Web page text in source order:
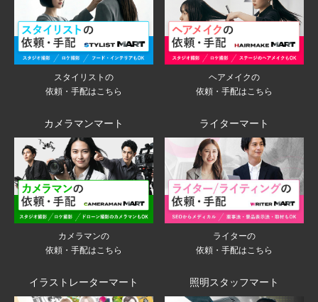
スタイリストの
依頼・手配はこちら
ヘアメイクの
依頼・手配はこちら
カメラマンマート
カメラマンの
依頼・手配はこちら
ライターマート
ライターの
依頼・手配はこちら
イラストレーターマート 照明スタッフマート